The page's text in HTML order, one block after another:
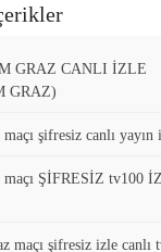
GRAZ CANLI İZLE
GRAZ)
şifresiz canlı yayın
maçı ŞİFRESİZ tv100
maçı şifresiz izle canlı